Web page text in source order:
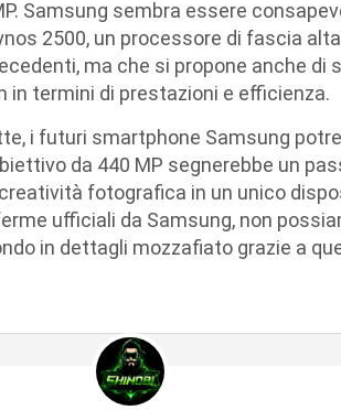
Samsung sembra essere
2500, un processore di fascia
ma che si propone anche di
in termini di prestazioni e efficienza.
i futuri smartphone Samsung
da 440 MP segnerebbe un
fotografica in un unico
ufficiali da Samsung, non
in dettagli mozzafiato grazie a